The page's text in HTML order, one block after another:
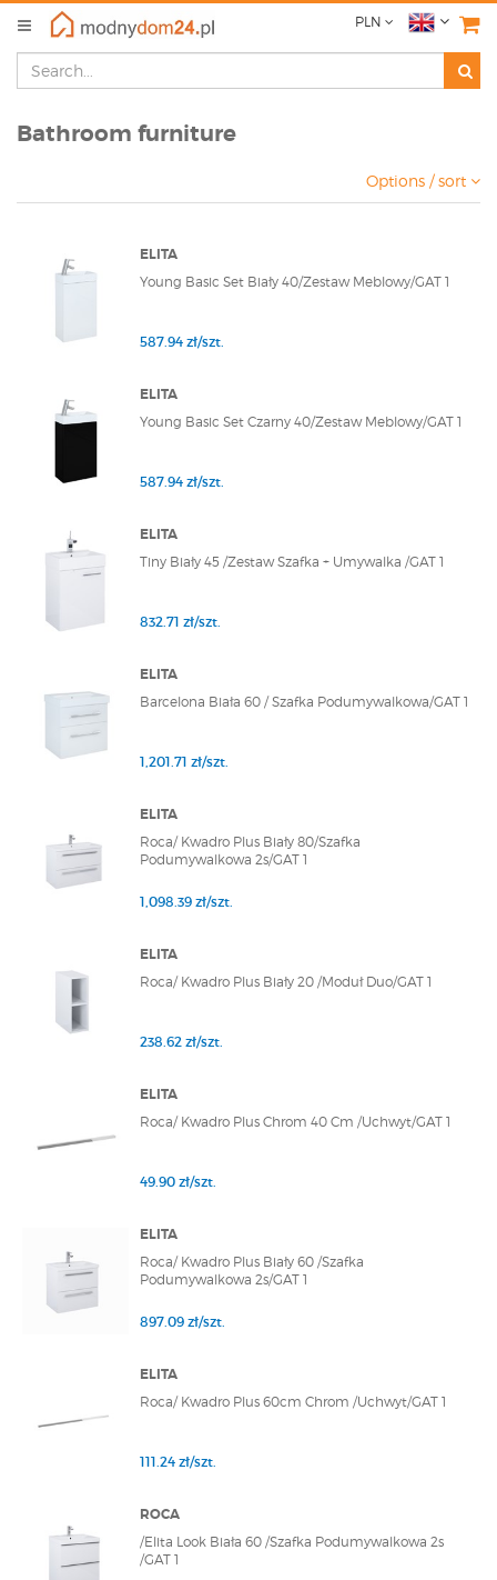
PLN
Bathroom furniture
Options / sort
ELITA
Young Basic Set Biały 40/Zestaw Meblowy/GAT 1
587.94 zł/szt.
ELITA
Young Basic Set Czarny 40/Zestaw Meblowy/GAT 1
587.94 zł/szt.
ELITA
Tiny Biały 45 /Zestaw Szafka + Umywalka /GAT 1
832.71 zł/szt.
ELITA
Barcelona Biała 60 / Szafka Podumywalkowa/GAT 1
1,201.71 zł/szt.
ELITA
Roca/ Kwadro Plus Biały 80/Szafka
Podumywalkowa 2s/GAT 1
1,098.39 zł/szt.
ELITA
Roca/ Kwadro Plus Biały 20 /Moduł Duo/GAT 1
238.62 zł/szt.
ELITA
Roca/ Kwadro Plus Chrom 40 Cm /Uchwyt/GAT 1
49.90 zł/szt.
ELITA
Roca/ Kwadro Plus Biały 60 /Szafka
Podumywalkowa 2s/GAT 1
897.09 zł/szt.
ELITA
Roca/ Kwadro Plus 60cm Chrom /Uchwyt/GAT 1
111.24 zł/szt.
ROCA
/Elita Look Biała 60 /Szafka Podumywalkowa 2s
/GAT 1